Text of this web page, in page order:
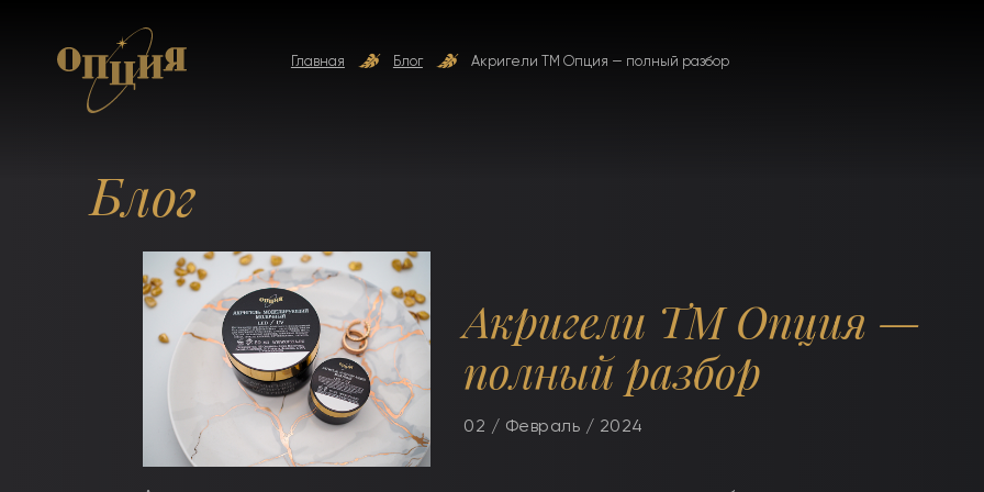
Главная Блог Акригели ТМ Опция — полный разбор
Блог
Акригели ТМ Опция —
полный разбор
02 / Февраль / 2024